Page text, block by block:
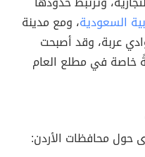
السعودية، ومع مدينة
عربة، وقد أصبحت
خاصة في مطلع العام
حول محافظات الأردن: